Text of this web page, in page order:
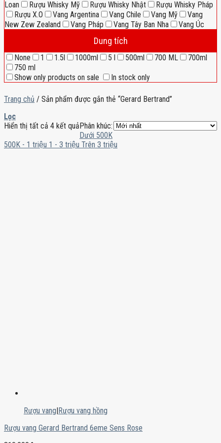
Loan Rượu Whisky Mỹ Rượu Whisky Nhật
Rượu Whisky Pháp
Rượu X.O
Vang Argentina Vang Chile Vang Mỹ
Vang
New Zew Zealand
Vang Pháp Vang Tây Ban Nha Vang Úc
Dung tích
None 1 1.5l 1000ml 5 l 500ml 700 ML
700ml
750 ml
Show only products on sale
In stock only
Trang chủ / Sản phẩm được gắn thẻ “Gerard Bertrand”
Lọc
Hiển thị tất cả 4 kết quảPhân khúc:
Dưới 500K
500K - 1 triệu 1 - 3 triệu Trên 3 triệu
Rượu vang|Rượu vang hồng
Rượu vang Gerard Bertrand 6eme Sens Rose